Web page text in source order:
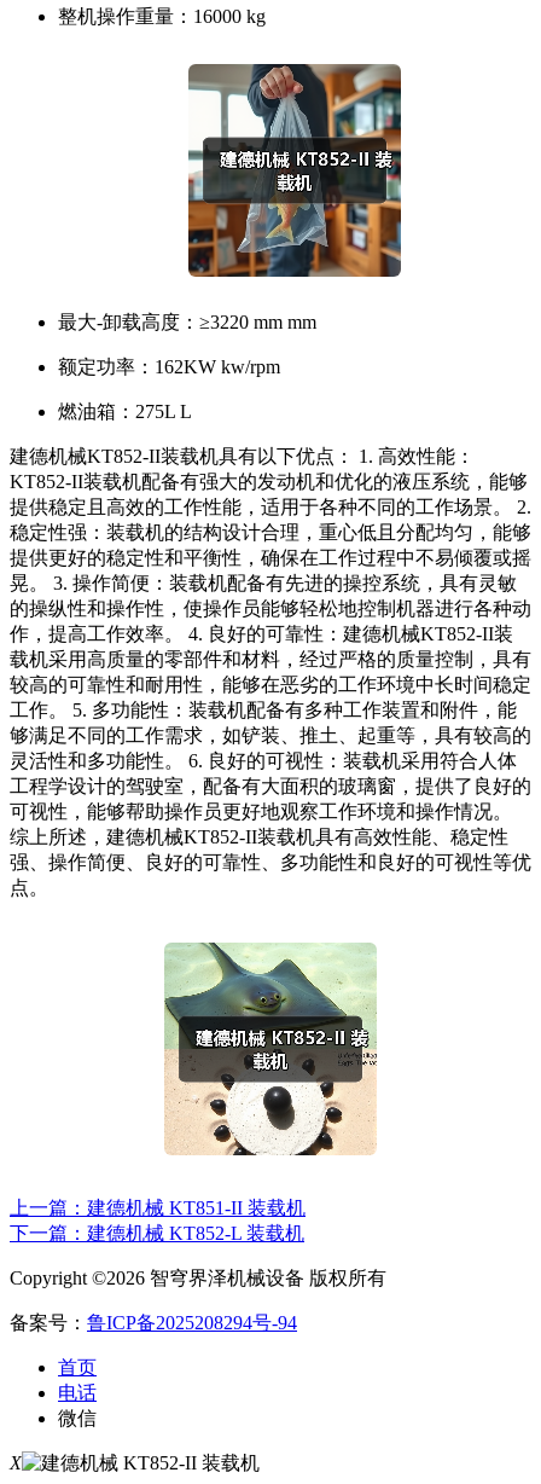
整机操作重量： 16000 kg
最大-卸载高度： ≥3220 mm mm
额定功率： 162KW kw/rpm
燃油箱： 275L L
建德机械KT852-II装载机具有以下优点： 1. 高效性能：
KT852-II装载机配备有强大的发动机和优化的液压系统，能够
提供稳定且高效的工作性能，适用于各种不同的工作场景。 2.
稳定性强：装载机的结构设计合理，重心低且分配均匀，能够
提供更好的稳定性和平衡性，确保在工作过程中不易倾覆或摇
晃。 3. 操作简便：装载机配备有先进的操控系统，具有灵敏
的操纵性和操作性，使操作员能够轻松地控制机器进行各种动
作，提高工作效率。 4. 良好的可靠性：建德机械KT852-II装
载机采用高质量的零部件和材料，经过严格的质量控制，具有
较高的可靠性和耐用性，能够在恶劣的工作环境中长时间稳定
工作。 5. 多功能性：装载机配备有多种工作装置和附件，能
够满足不同的工作需求，如铲装、推土、起重等，具有较高的
灵活性和多功能性。 6. 良好的可视性：装载机采用符合人体
工程学设计的驾驶室，配备有大面积的玻璃窗，提供了良好的
可视性，能够帮助操作员更好地观察工作环境和操作情况。
综上所述，建德机械KT852-II装载机具有高效性能、稳定性
强、操作简便、良好的可靠性、多功能性和良好的可视性等优
点。
上一篇：建德机械 KT851-II 装载机
下一篇：建德机械 KT852-L 装载机
Copyright ©2026 智穹界泽机械设备 版权所有
备案号： 鲁ICP备2025208294号-94
首页
电话
微信
X